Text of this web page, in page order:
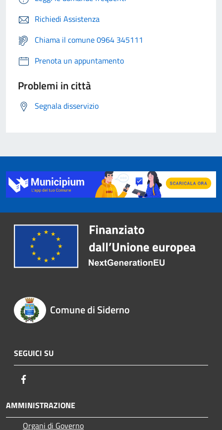
Richiedi Assistenza
Chiama il comune 0964 345111
Prenota un appuntamento
Problemi in città
Segnala disservizio
Comune di Siderno
SEGUICI SU
AMMINISTRAZIONE
Organi di Governo